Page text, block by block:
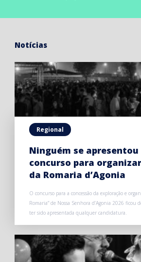
Notícias
Regional
Ninguém se apresentou
concurso para
da Romaria d’Agonia
O concurso para a concessão da exploração e
Romaria” de Nossa Senhora d’Agonia 2026 ficou
ter sido apresentada qualquer candidatura.